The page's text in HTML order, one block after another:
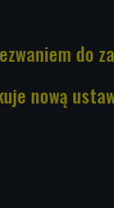
do
nową